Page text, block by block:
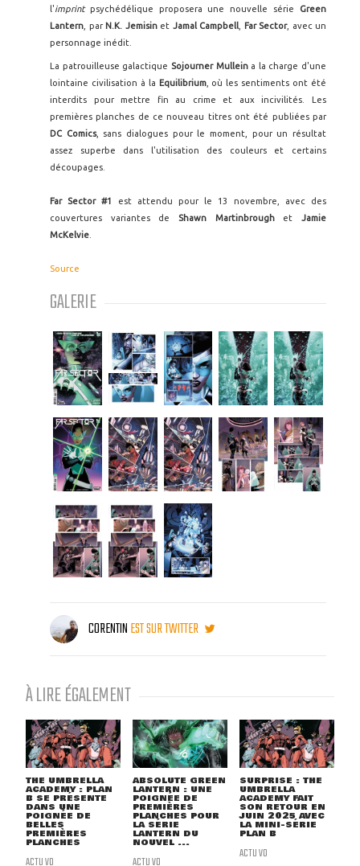
l'imprintpsychédélique proposera une nouvelle série Green
Lantern , par N.K. Jemisinet Jamal Campbell Far Sector, avec un
personnage inédit.
La patrouilleuse galactique Sojourner Mullein a la charge d'une
lointaine civilisation à la Equilibrium, où les sentiments ont été
interdits pour mettre fin au crime et aux incivilités. Les
premières planches de ce nouveau titres ont été publiées par
DC Comics, sans dialogues pour le moment, pour un résultat
assez superbe dans l'utilisation des couleurs et certains
découpages.
Far Sector #1
est attendu pour le 13 novembre, avec des
couvertures variantes de Shawn Martinbrough etJamie
McKelvie
Source
GALERIE
CORENTINEST SUR TWITTER
À LIRE ÉGALEMENT
THE UMBRELLA
ACADEMY : PLAN
B SE PRÉSENTE
DANS UNE
POIGNÉE DE
BELLES
PREMIÈRES
PLANCHES
ACTU VO
ABSOLUTE GREEN
LANTERN : UNE
POIGNÉE DE
PREMIÈRES
PLANCHES POUR
LA SÉRIE
LANTERN DU
NOUVEL ...
ACTU VO
SURPRISE : THE
UMBRELLA
ACADEMY FAIT
SON RETOUR EN
JUIN 2025 AVEC
LA MINI-SÉRIE
PLAN B
ACTU VO